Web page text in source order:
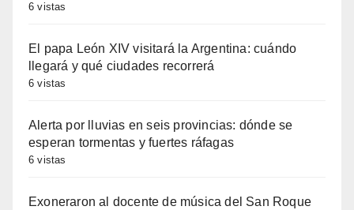
6 vistas
El papa León XIV visitará la Argentina: cuándo
llegará y qué ciudades recorrerá
6 vistas
Alerta por lluvias en seis provincias: dónde se
esperan tormentas y fuertes ráfagas
6 vistas
Exoneraron al docente de música del San Roque